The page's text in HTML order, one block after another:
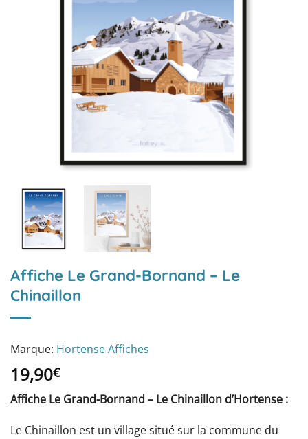
Affiche Le Grand-Bornand – Le
Chinaillon
Marque: Hortense Affiches
19,90€
Affiche Le Grand-Bornand – Le Chinaillon d’Hortense :
Le Chinaillon est un village situé sur la commune du